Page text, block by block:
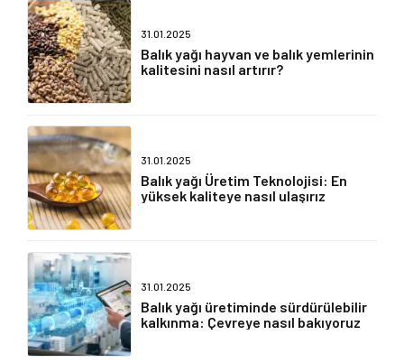
31.01.2025
Balık yağı hayvan ve balık yemlerinin
kalitesini nasıl artırır?
31.01.2025
Balık yağı Üretim Teknolojisi: En
yüksek kaliteye nasıl ulaşırız
31.01.2025
Balık yağı üretiminde sürdürülebilir
kalkınma: Çevreye nasıl bakıyoruz